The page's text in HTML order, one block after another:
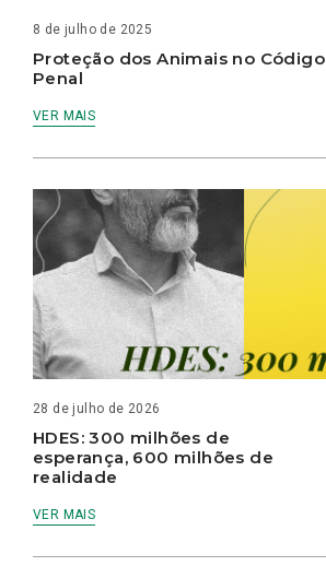
8 de julho de 2025
Proteção dos Animais no Código
Penal
VER MAIS
28 de julho de 2026
HDES: 300 milhões de
esperança, 600 milhões de
realidade
VER MAIS